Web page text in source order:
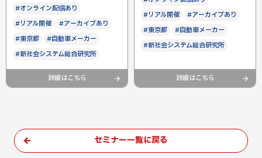
#オンライン配信あり
#リアル開催
#アーカイブあり
#東京都
#自動車メーカー
#新社会システム総合研究所
詳細はこちら
#リアル開催
#アーカイブあり
#東京都
#自動車メーカー
#新社会システム総合研究所
詳細はこちら
セミナー一覧に戻る